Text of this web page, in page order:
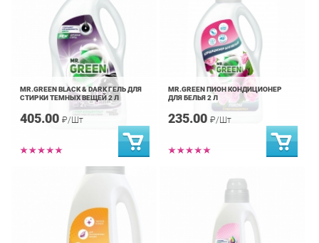
MR.GREEN BLACK & DARK ГЕЛЬ ДЛЯ
СТИРКИ ТЕМНЫХ ВЕЩЕЙ 2 Л
405.00 ₽/Шт
MR.GREEN ПИОН КОНДИЦИОНЕР
ДЛЯ БЕЛЬЯ 2 Л
235.00 ₽/Шт